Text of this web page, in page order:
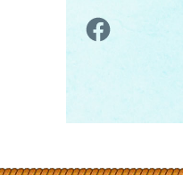
Facebook